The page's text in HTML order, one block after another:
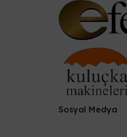
Sosyal Medya